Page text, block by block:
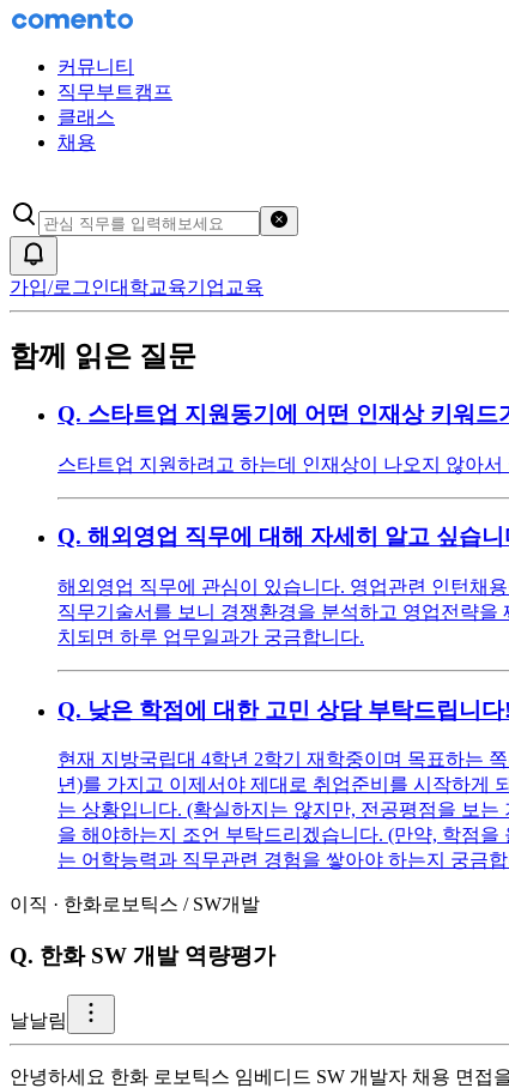
커뮤니티
직무부트캠프
클래스
채용
가입/로그인대학교육기업교육
함께 읽은 질문
Q. 스타트업 지원동기에 어떤 인재상 키워드
스타트업 지원하려고 하는데 인재상이 나오지 않아
Q. 해외영업 직무에 대해 자세히 알고 싶습니
해외영업 직무에 관심이 있습니다. 영업관련 인턴채
직무기술서를 보니 경쟁환경을 분석하고 영업전략
치되면 하루 업무일과가 궁금합니다.
Q. 낮은 학점에 대한 고민 상담 부탁드립니
현재 지방국립대 4학년 2학기 재학중이며 목표하는
년)를 가지고 이제서야 제대로 취업준비를 시작하게
는 상황입니다. (확실하지는 않지만, 전공평점을 보
을 해야하는지 조언 부탁드리겠습니다. (만약, 학점
는 어학능력과 직무관련 경험을 쌓아야 하는지 궁금
이직 · 한화로보틱스 / SW개발
Q. 한화 SW 개발 역량평가
날날림
안녕하세요 한화 로보틱스 임베디드 SW 개발자 채용 면접